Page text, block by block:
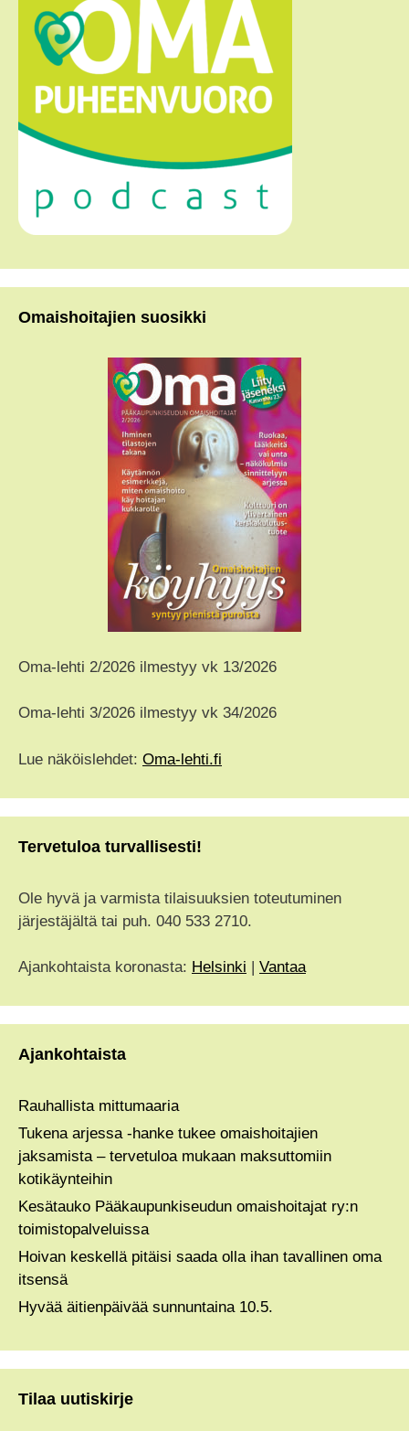
Omaishoitajien suosikki
Oma-lehti 2/2026 ilmestyy vk 13/2026
Oma-lehti 3/2026 ilmestyy vk 34/2026
Lue näköislehdet: Oma-lehti.fi
Tervetuloa turvallisesti!
Ole hyvä ja varmista tilaisuuksien toteutuminen
järjestäjältä tai puh. 040 533 2710.
Ajankohtaista koronasta: Helsinki Vantaa
Ajankohtaista
Rauhallista mittumaaria
Tukena arjessa -hanke tukee omaishoitajien
jaksamista – tervetuloa mukaan maksuttomiin
kotikäynteihin
Kesätauko Pääkaupunkiseudun omaishoitajat ry:n
toimistopalveluissa
Hoivan keskellä pitäisi saada olla ihan tavallinen oma
itsensä
Hyvää äitienpäivää sunnuntaina 10.5.
Tilaa uutiskirje